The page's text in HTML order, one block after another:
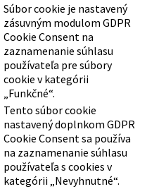
Súbor cookie je nastavený
zásuvným modulom GDPR
Cookie Consent na
zaznamenanie súhlasu
používateľa pre súbory
cookie v kategórii
„Funkčné“.
Tento súbor cookie
nastavený doplnkom GDPR
Cookie Consent sa používa
na zaznamenanie súhlasu
používateľa s cookies v
kategórii „Nevyhnutné“.